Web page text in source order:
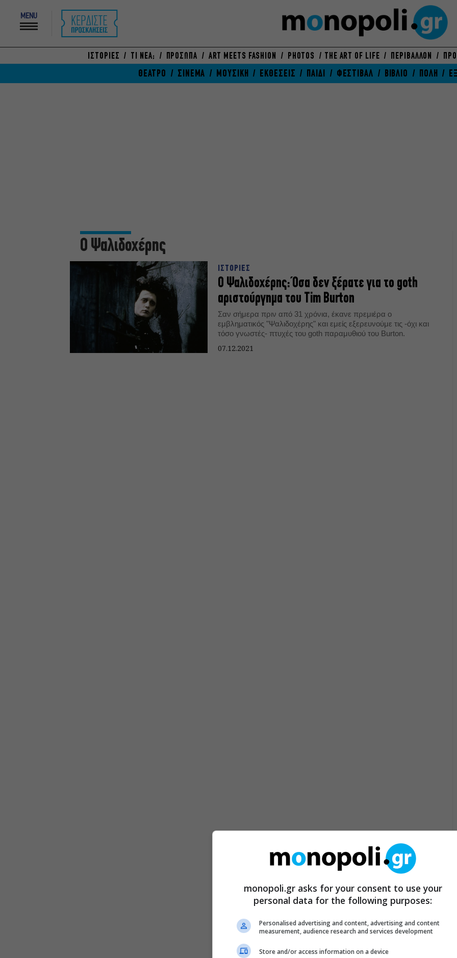
MENU
ΙΣΤΟΡΙΕΣ ΤΙ ΝΕΑ; ΠΡΟΣΩΠΑ ART MEETS FASHION PHOTOS THE ART OF LIFE ΠΕΡΙΒΑΛΛΟΝ
ΘΕΑΤΡΟ ΣΙΝΕΜΑ ΜΟΥΣΙΚΗ ΕΚΘΕΣΕΙΣ ΠΑΙΔΙ ΦΕΣΤΙΒΑΛ ΒΙΒΛΙΟ ΠΟΛΗ
Ο Ψαλιδοχέρης
ΙΣΤΟΡΙΕΣ
Ο Ψαλιδοχέρης: Όσα δεν ξέρατε για το goth
αριστούργημα του Tim Burton
Σαν σήμερα πριν από 31 χρόνια, έκανε πρεμιέρα ο
εμβληματικός "Ψαλιδοχέρης" και εμείς εξερευνούμε τις -όχι και
τόσο γνωστές- πτυχές του goth παραμυθιού του Burton.
07.12.2021
monopoli.gr asks for your consent to use your
personal data for the following purposes:
Personalised advertising and content, advertising and content
measurement, audience research and services development
Store and/or access information on a device